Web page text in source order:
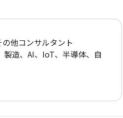
他コンサルタント
造、AI、IoT、半導体、自動